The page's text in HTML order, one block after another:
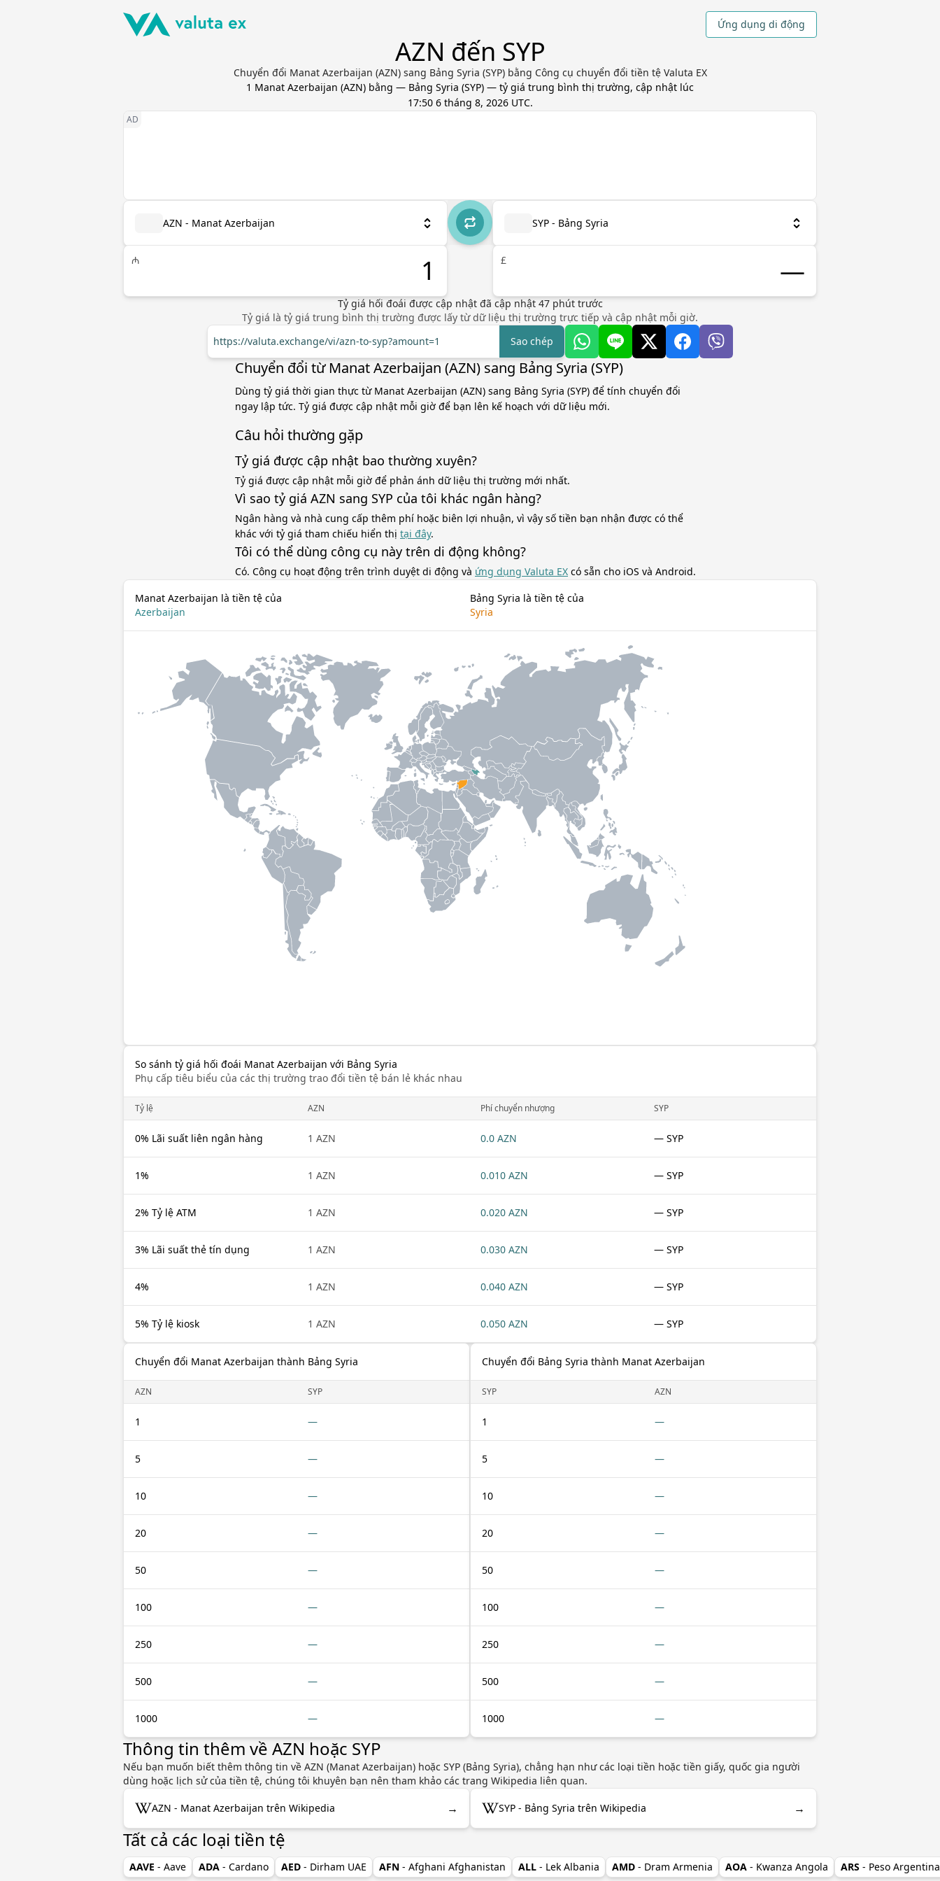
Ứng dụng di động
AZN đến SYP
Chuyển đổi Manat Azerbaijan (AZN) sang Bảng Syria (SYP) bằng Công cụ chuyển đổi tiền tệ Valuta EX
1 Manat Azerbaijan (AZN) bằng — Bảng Syria (SYP) — tỷ giá trung bình thị trường, cập nhật lúc
17:50 6 tháng 8, 2026 UTC.
AZN - Manat Azerbaijan
₼
SYP - Bảng Syria
£
Tỷ giá hối đoái được cập nhật đã cập nhật 47phút trước
Tỷ giá là tỷ giá trung bình thị trường được lấy từ dữ liệu thị trường trực tiếp và cập nhật mỗi giờ.
https://valuta.exchange/vi/azn-to-syp?amount=1
Sao chép
Chuyển đổi từ Manat Azerbaijan (AZN) sang Bảng Syria (SYP)
Dùng tỷ giá thời gian thực từ Manat Azerbaijan (AZN) sang Bảng Syria (SYP) để tính chuyển đổi
ngay lập tức. Tỷ giá được cập nhật mỗi giờ để bạn lên kế hoạch với dữ liệu mới.
Câu hỏi thường gặp
Tỷ giá được cập nhật bao thường xuyên?
Tỷ giá được cập nhật mỗi giờ để phản ánh dữ liệu thị trường mới nhất.
Vì sao tỷ giá AZN sang SYP của tôi khác ngân hàng?
Ngân hàng và nhà cung cấp thêm phí hoặc biên lợi nhuận, vì vậy số tiền bạn nhận được có thể
khác với tỷ giá tham chiếu hiển thị tại đây.
Tôi có thể dùng công cụ này trên di động không?
Có. Công cụ hoạt động trên trình duyệt di động và ứng dụng Valuta EX có sẵn cho iOS và Android.
Manat Azerbaijan là tiền tệ của
Azerbaijan
Bảng Syria là tiền tệ của
Syria
So sánh tỷ giá hối đoái Manat Azerbaijan với Bảng Syria
Phụ cấp tiêu biểu của các thị trường trao đổi tiền tệ bán lẻ khác nhau
Tỷ lệ AZN Phí chuyển nhượng SYP
0% Lãi suất liên ngân hàng 1 AZN 0.0 AZN — SYP
1% 1 AZN 0.010 AZN — SYP
2% Tỷ lệ ATM 1 AZN 0.020 AZN — SYP
3% Lãi suất thẻ tín dụng 1 AZN 0.030 AZN — SYP
4% 1 AZN 0.040 AZN — SYP
5% Tỷ lệ kiosk 1 AZN 0.050 AZN — SYP
Chuyển đổi Manat Azerbaijan thành Bảng Syria
AZN SYP
1 —
5 —
10 —
20 —
50 —
100 —
250 —
500 —
1000 —
Chuyển đổi Bảng Syria thành Manat Azerbaijan
SYP AZN
1 —
5 —
10 —
20 —
50 —
100 —
250 —
500 —
1000 —
Thông tin thêm về AZN hoặc SYP
Nếu bạn muốn biết thêm thông tin về AZN (Manat Azerbaijan) hoặc SYP (Bảng Syria), chẳng hạn như các loại tiền hoặc tiền giấy, quốc gia người
dùng hoặc lịch sử của tiền tệ, chúng tôi khuyên bạn nên tham khảo các trang Wikipedia liên quan.
AZN - Manat Azerbaijan trên Wikipedia → SYP - Bảng Syria trên Wikipedia →
Tất cả các loại tiền tệ
AAVE - Aave ADA - Cardano AED - Dirham UAE AFN - Afghani Afghanistan ALL - Lek Albania AMD - Dram Armenia AOA - Kwanza Angola ARS - Peso Argentina